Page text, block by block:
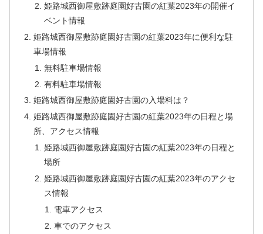
姫路城西御屋敷跡庭園好古園の紅葉2023年の開催イ
ベント情報
姫路城西御屋敷跡庭園好古園の紅葉2023年に便利な駐
車場情報
無料駐車場情報
有料駐車場情報
姫路城西御屋敷跡庭園好古園の入場料は？
姫路城西御屋敷跡庭園好古園の紅葉2023年の日程と場
所、アクセス情報
姫路城西御屋敷跡庭園好古園の紅葉2023年の日程と
場所
姫路城西御屋敷跡庭園好古園の紅葉2023年のアクセ
ス情報
電車アクセス
車でのアクセス